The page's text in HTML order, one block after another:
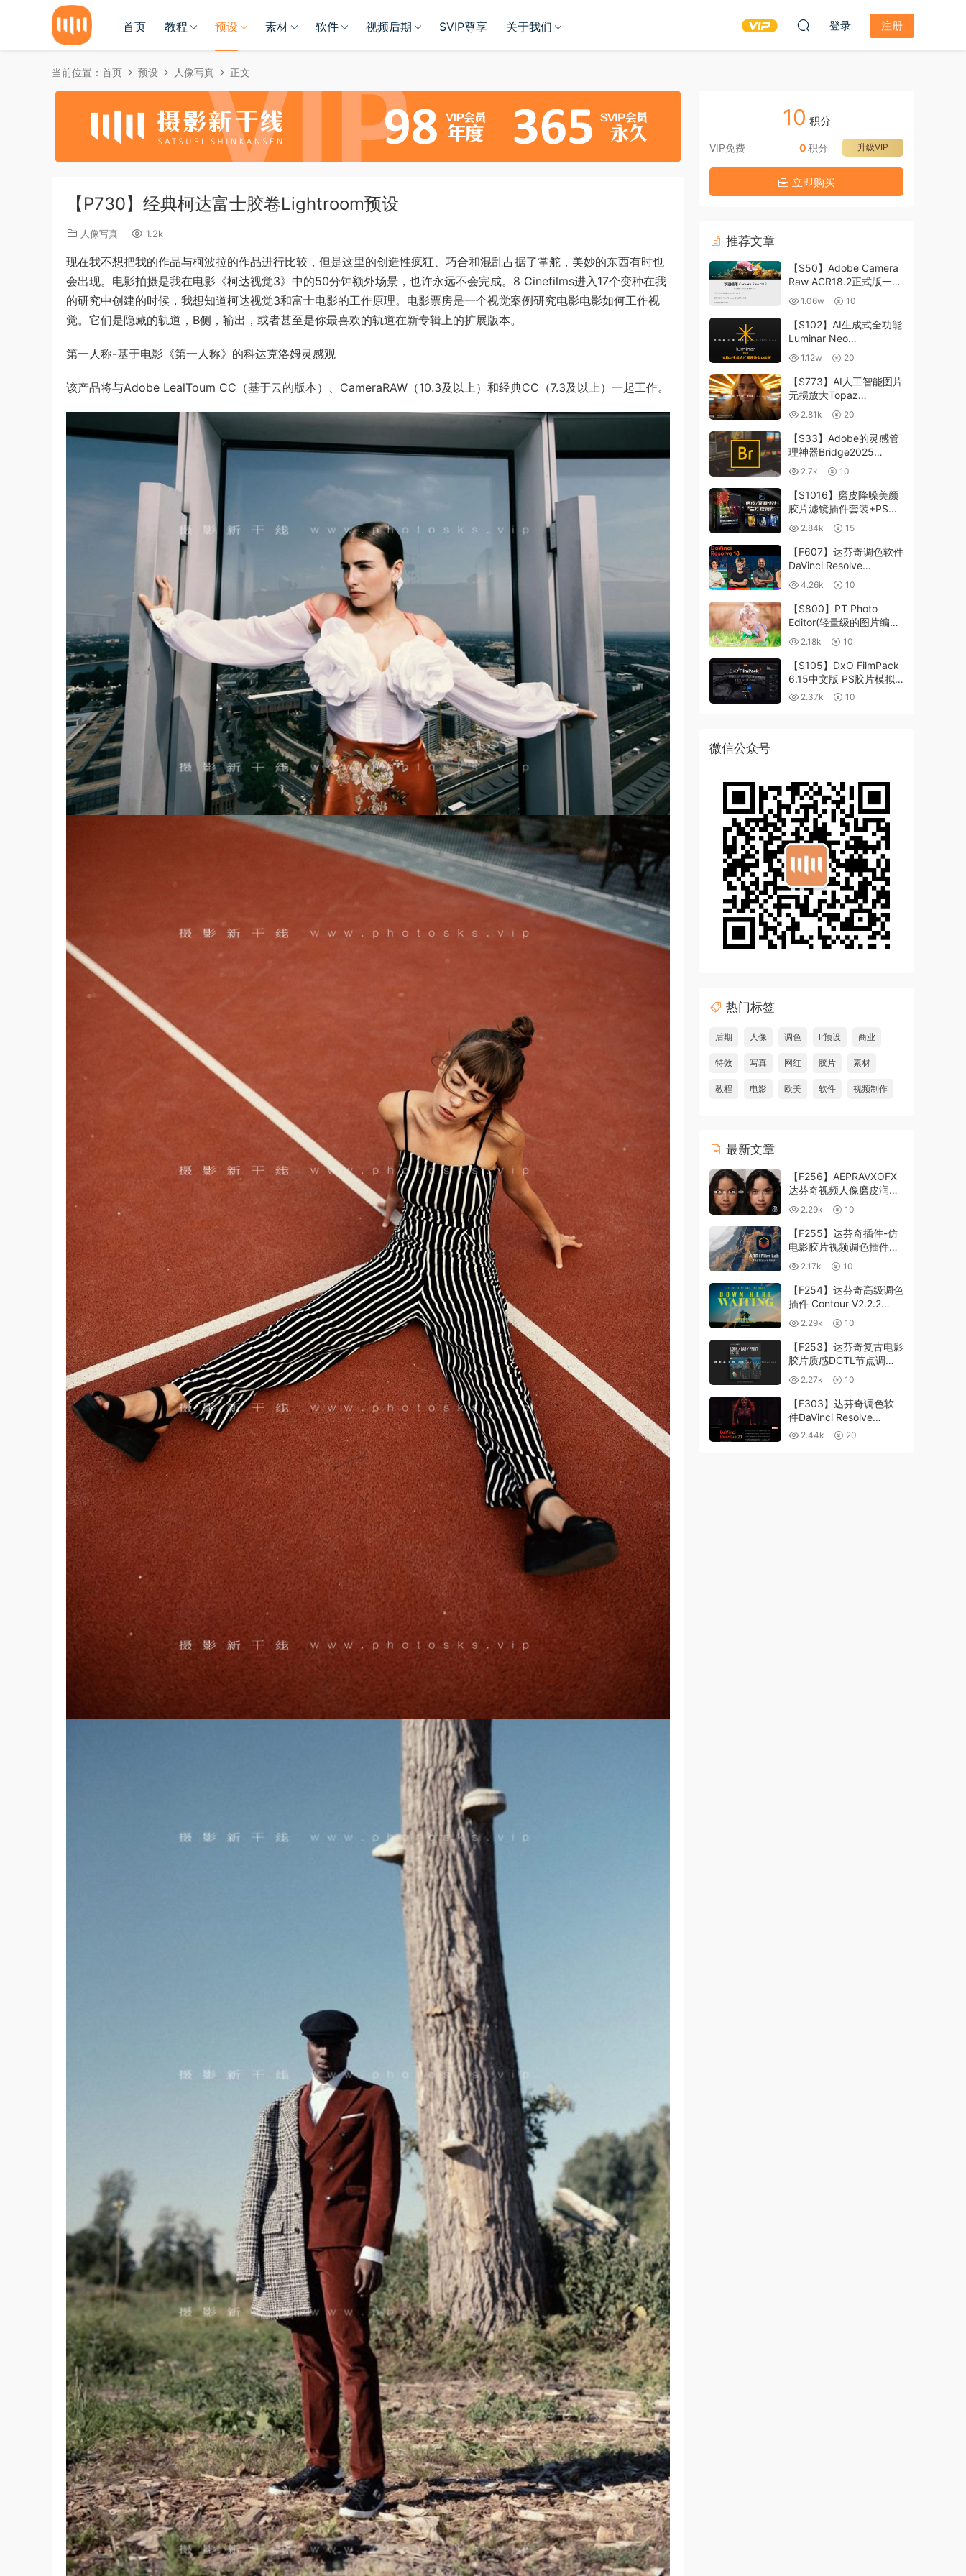
首页 教程 预设 素材 软件 视频后期 SVIP尊享 关于我们 登录 注册
当前位置： 首页 预设 人像写真 正文
【P730】经典柯达富士胶卷Lightroom预设
人像写真 1.2k
现在我不想把我的作品与柯波拉的作品进行比较，但是这里的创造性疯狂、巧合和混乱占据了掌舵，美妙的东西有时也
会出现。电影拍摄是我在电影《柯达视觉3》中的50分钟额外场景，也许永远不会完成。8 Cinefilms进入17个变种在我
的研究中创建的时候，我想知道柯达视觉3和富士电影的工作原理。电影票房是一个视觉案例研究电影电影如何工作视
觉。它们是隐藏的轨道，B侧，输出，或者甚至是你最喜欢的轨道在新专辑上的扩展版本。
第一人称-基于电影《第一人称》的科达克洛姆灵感观
该产品将与Adobe LealToum CC（基于云的版本）、CameraRAW（10.3及以上）和经典CC（7.3及以上）一起工作。
10 积分
VIP免费 升级VIP
0积分
立即购买
推荐文章
【S50】Adobe Camera
Raw ACR18.2正式版一键
升级包 ACR最新升级包
支持WIN和MAC
1.06w 10
【S102】AI生成式全功能
Luminar Neo
1.24.4(x64)超强修图插件
中文版WIN+MAC含400
个预设
1.12w 20
【S773】AI人工智能图片
无损放大Topaz
Gigapixel AI 8.4.0.1b照
片模糊清晰 PS插件+独立
版 WIN/MAC
2.81k 20
【S33】Adobe的灵感管
理神器Bridge2025
15.0.3 WIN系统 右键可
进入ACR
2.7k 10
【S1016】磨皮降噪美颜
胶片滤镜插件套装+PS动
作 Imagenomic
Professional Plugin Suite
v2027 Win汉化中文版
2.84k 15
【F607】达芬奇调色软件
DaVinci Resolve
Studio18.6Win、Mac 中
文/英文
4.26k 10
【S800】PT Photo
Editor(轻量级的图片编辑
工具)5.10.3汉化版 WIN
2.18k 10
【S105】DxO FilmPack
6.15中文版 PS胶片模拟
滤镜支持WIN/MAC
2.37k 10
微信公众号
热门标签
后期 人像 调色 lr预设 商业
特效 写真 网红 胶片 素材
教程 电影 欧美 软件 视频制作
最新文章
【F256】AEPRAVXOFX
达芬奇视频人像磨皮润肤
美颜插件 Beauty Box
V6.0.3 Win
2.29k 10
【F255】达芬奇插件-仿
电影胶片视频调色插件
ARRI Film Lab 1.0.10 Win
2.17k 10
【F254】达芬奇高级调色
插件 Contour V2.2.2
WinMac 含使用教程
2.29k 10
【F253】达芬奇复古电影
胶片质感DCTL节点调色
预设 MonoNodes LOOK
LAB PRINT V4.0
2.27k 10
【F303】达芬奇调色软
件DaVinci Resolve
Studio21.0.3 中文版
2.44k 20